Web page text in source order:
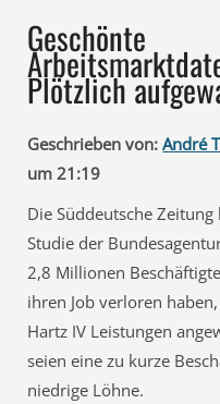
Geschönte
Plötzlich
Geschrieben von: André
um 21:19
Die Süddeutsche
Studie der
2,8 Millionen
ihren Job verloren
Hartz IV Leistungen
seien eine zu kurze
niedrige Löhne.